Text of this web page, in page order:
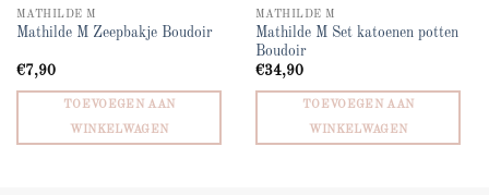
MATHILDE M
Mathilde M Zeepbakje Boudoir
€7,90
TOEVOEGEN AAN
WINKELWAGEN
MATHILDE M
Mathilde M Set katoenen potten
Boudoir
€34,90
TOEVOEGEN AAN
WINKELWAGEN